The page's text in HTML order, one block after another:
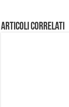
Articoli correlati